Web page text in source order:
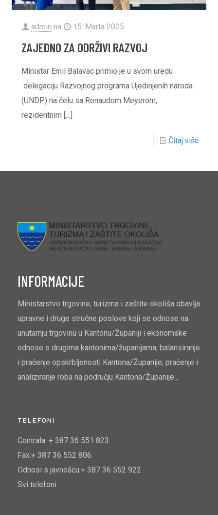
admin na 15. Marta 2025.
ZAJEDNO ZA ODRŽIVI RAZVOJ
Ministar Emil Balavac primio je u svom uredu
delegaciju Razvojnog programa Ujedinjenih naroda
(UNDP) na čelu sa Renaudom Meyerom,
rezidentnim […]
Čitaj više
INFORMACIJE
Ministarstvo trgovine, turizma i zaštite okoliša obavlja
upravne i druge stručne poslove koji se odnose na:
unutarnju trgovinu u Kantonu/Županiji i ekonomske
odnose s drugima kantonima/županijama; balansiranje
i praćenje opskrbljenosti Kantona/Županije; praćenje i
analiziranje roba na području Kantona/Županije...
TELEFONI
Centrala: + 387 36 551 823
Fax:+ 387 36 552 806
Odnosi s javnošću:+ 387 36 552 922
Svi telefoni